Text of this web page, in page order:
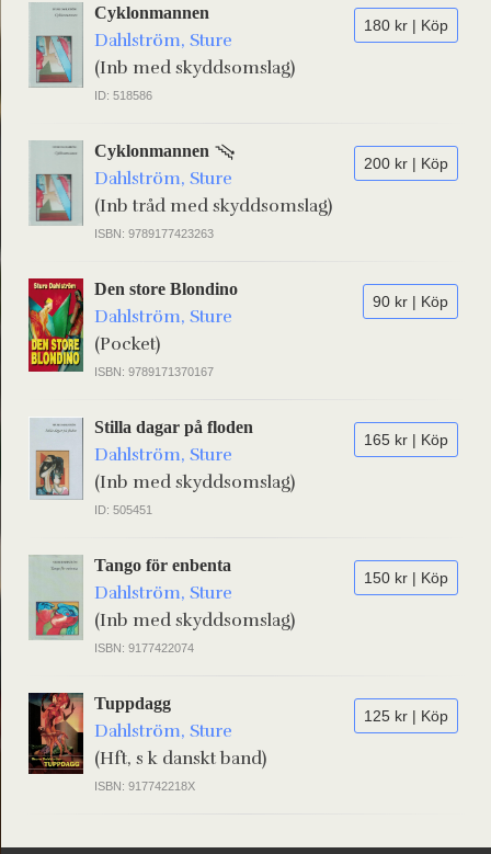
180 kr | Köp
Cyklonmannen
Dahlström, Sture
(Inb med skyddsomslag)
ID: 518586
200 kr | Köp
Cyklonmannen
Dahlström, Sture
(Inb tråd med skyddsomslag)
ISBN: 9789177423263
90 kr | Köp
Den store Blondino
Dahlström, Sture
(Pocket)
ISBN: 9789171370167
165 kr | Köp
Stilla dagar på floden
Dahlström, Sture
(Inb med skyddsomslag)
ID: 505451
150 kr | Köp
Tango för enbenta
Dahlström, Sture
(Inb med skyddsomslag)
ISBN: 9177422074
125 kr | Köp
Tuppdagg
Dahlström, Sture
(Hft, s k danskt band)
ISBN: 917742218X